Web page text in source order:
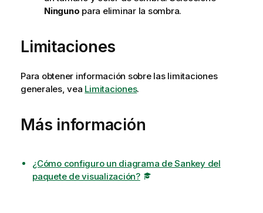
Ninguno para eliminar la sombra.
Limitaciones
Para obtener información sobre las limitaciones
generales, vea Limitaciones.
Más información
¿Cómo configuro un diagrama de Sankey del
paquete de visualización?